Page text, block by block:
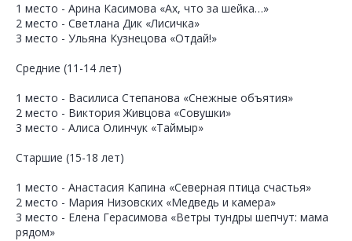
1 место - Арина Касимова «Ах, что за шейка…»
2 место - Светлана Дик «Лисичка»
3 место - Ульяна Кузнецова «Отдай!»
Средние (11-14 лет)
1 место - Василиса Степанова «Снежные объятия»
2 место - Виктория Живцова «Совушки»
3 место - Алиса Олинчук «Таймыр»
Старшие (15-18 лет)
1 место - Анастасия Капина «Северная птица счастья»
2 место - Мария Низовских «Медведь и камера»
3 место - Елена Герасимова «Ветры тундры шепчут: мама
рядом»